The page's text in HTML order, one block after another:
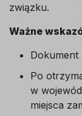
związku.
Ważne
Dokument
Po
w
miejsca